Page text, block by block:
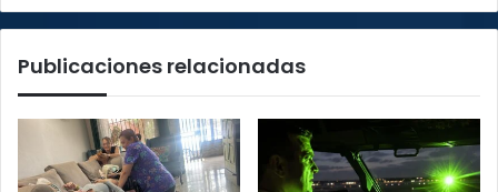
por
a
Publicaciones relacionadas